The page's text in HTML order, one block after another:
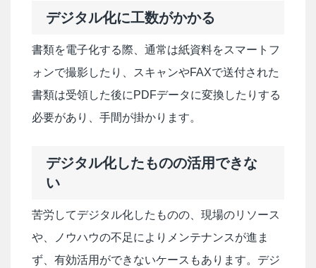
デジタル化に工数がかかる
書類を電子化する際、通常は紙資料をスマートフ
ォンで撮影したり、スキャンやFAXで送付された
書類は受領した後にPDFデータに変換したりする
必要があり、手間が掛かります。
デジタル化したものの活用できな
い
苦労してデジタル化したものの、現場のリソース
や、ノウハウの不足によりメンテナンスが進ま
ず、有効活用ができないケースもあります。デジ